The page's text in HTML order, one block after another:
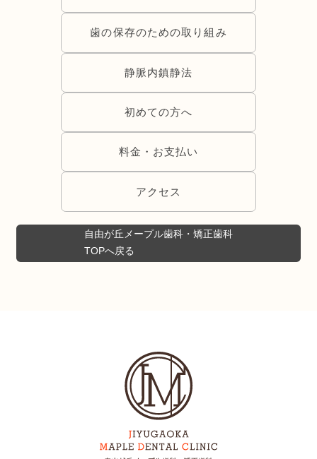
歯の保存のための取り組み
静脈内鎮静法
初めての方へ
料金・お支払い
アクセス
自由が丘メープル歯科・矯正歯科
TOPへ戻る